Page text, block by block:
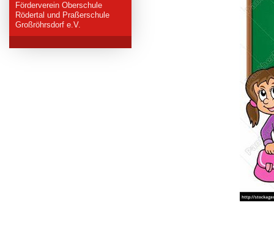
Förderverein Oberschule
Rödertal und Praßerschule
Großröhrsdorf e.V.